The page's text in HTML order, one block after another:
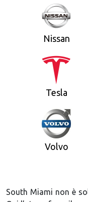
Nissan
Tesla
Volvo
South Miami non è